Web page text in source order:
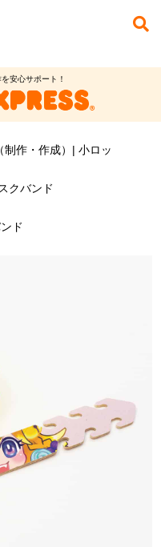
安心サポート！
作・作成）| 小ロッ
クバンド
ド